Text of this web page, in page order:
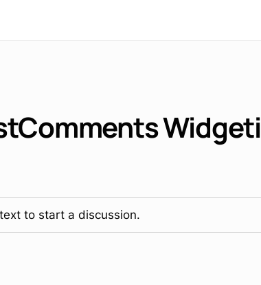
to start a discussion.